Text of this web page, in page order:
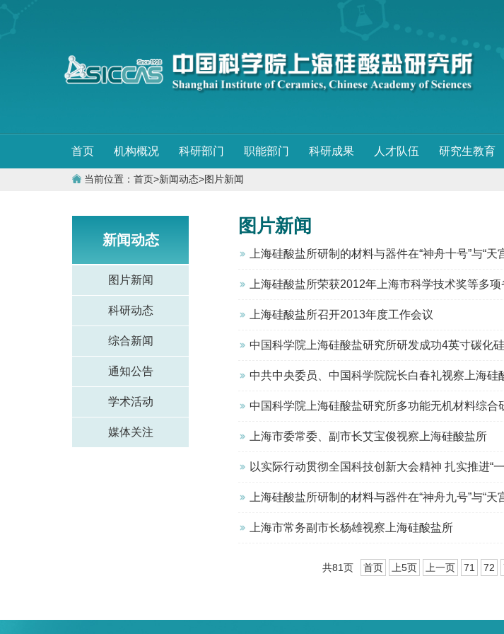
首页 机构概况 科研部门 职能部门 科研成果 人才队伍 研究生教育
当前位置： 首页>新闻动态>图片新闻
新闻动态
图片新闻
科研动态
综合新闻
通知公告
学术活动
媒体关注
图片新闻
上海硅酸盐所研制的材料与器件在“神舟十号”与“
上海硅酸盐所荣获2012年上海市科学技术奖等多
上海硅酸盐所召开2013年度工作会议
中国科学院上海硅酸盐研究所研发成功4英寸碳化
中共中央委员、中国科学院院长白春礼视察上海硅
中国科学院上海硅酸盐研究所多功能无机材料综合
上海市委常委、副市长艾宝俊视察上海硅酸盐所
以实际行动贯彻全国科技创新大会精神 扎实推进“一三五”规划落实——上海
上海硅酸盐所研制的材料与器件在“神舟九号”与“
上海市常务副市长杨雄视察上海硅酸盐所
共81页 首页 上5页 上一页 71 72